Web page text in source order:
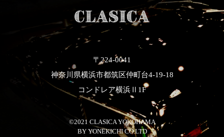
〒224-0041
神奈川県横浜市都筑区仲町台4-19-18
コンドレア横浜Ⅱ1F
©2021 CLASICA YOKOHAMA
​​​​​​​BY YONEKICHI CO.LTD